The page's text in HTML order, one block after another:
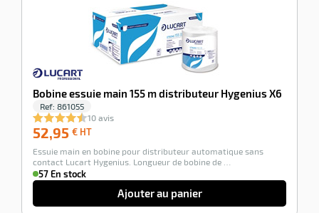
Bobine essuie main 155 m distributeur Hygenius X6
Ref: 861055
10 avis
52,95 € HT
HT
Essuie main en bobine pour distributeur automatique sans
contact Lucart Hygenius. Longueur de bobine de …
57 En stock
Ajouter au panier